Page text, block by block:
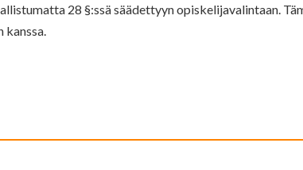
28 §:ssä säädettyyn opiskelijavalintaan.